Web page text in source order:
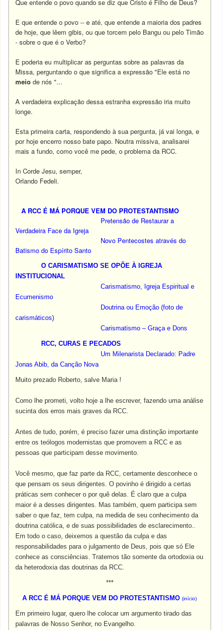
Que entende o povo quando se diz que Cristo é Filho de Deus?
E que entende o povo -- e até, que entende a maioria dos padres
de hoje, que lêem gibis, ou que torcem pelo Bangu ou pelo Timão
- sobre o que é o Verbo?
E poderia eu multiplicar as perguntas sobre as palavras da
Missa, perguntando o que significa a expressão "Ele está no
meio de nós "...
A verdadeira explicação dessa estranha expressão iria muito
longe.
Esta primeira carta, respondendo à sua pergunta, já vai longa, e
por hoje encerro nosso bate papo. Noutra missiva, analisarei
mais a fundo, como você me pede, o problema da RCC.
In Corde Jesu, semper,
Orlando Fedeli.
A RCC É MÁ PORQUE VEM DO PROTESTANTISMO
Pretensão de Restaurar a
Verdadeira Face da Igreja
Novo Pentecostes através do
Batismo do Espírito Santo
O CARISMATISMO SE OPÕE À IGREJA
INSTITUCIONAL
Carismatismo, Igreja Espiritual e
Ecumenismo
Doutrina ou Emoção (foto de
carismáticos)
Carismatismo – Graça e Dons
RCC, CURAS E PECADOS
Um Milenarista Declarado: Padre
Jonas Abib, da Canção Nova
Muito prezado Roberto, salve Maria !
Como lhe prometi, volto hoje a lhe escrever, fazendo uma análise
sucinta dos erros mais graves da RCC.
Antes de tudo, porém, é preciso fazer uma distinção importante
entre os teólogos modernistas que promovem a RCC e as
pessoas que participam desse movimento.
Você mesmo, que faz parte da RCC, certamente desconhece o
que pensam os seus dirigentes. O povinho é dirigido a certas
práticas sem conhecer o por quê delas. É claro que a culpa
maior é a desses dirigentes. Mas também, quem participa sem
saber o que faz, tem culpa, na medida de seu conhecimento da
doutrina católica, e de suas possibilidades de esclarecimento..
Em todo o caso, deixemos a questão da culpa e das
responsabilidades para o julgamento de Deus, pois que só Ele
conhece as consciências. Tratemos tão somente da ortodoxia ou
da heterodoxia das doutrinas da RCC.
***
A RCC É MÁ PORQUE VEM DO PROTESTANTISMO (início)
Em primeiro lugar, quero lhe colocar um argumento tirado das
palavras de Nosso Senhor, no Evangelho.